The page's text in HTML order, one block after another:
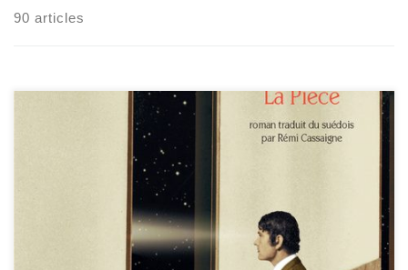
90 articles
Björn travaille dans un obscur bureau en Suède à des tâches administratives
absurdes. Drôle de personnage qui règle sa vie au millimètre et manque
totalement d’empathie pour ses collègues. Et cette pièce mystérieuse entre
deux portes, elle ne semble être vue que par lui ! On se doute que les […]